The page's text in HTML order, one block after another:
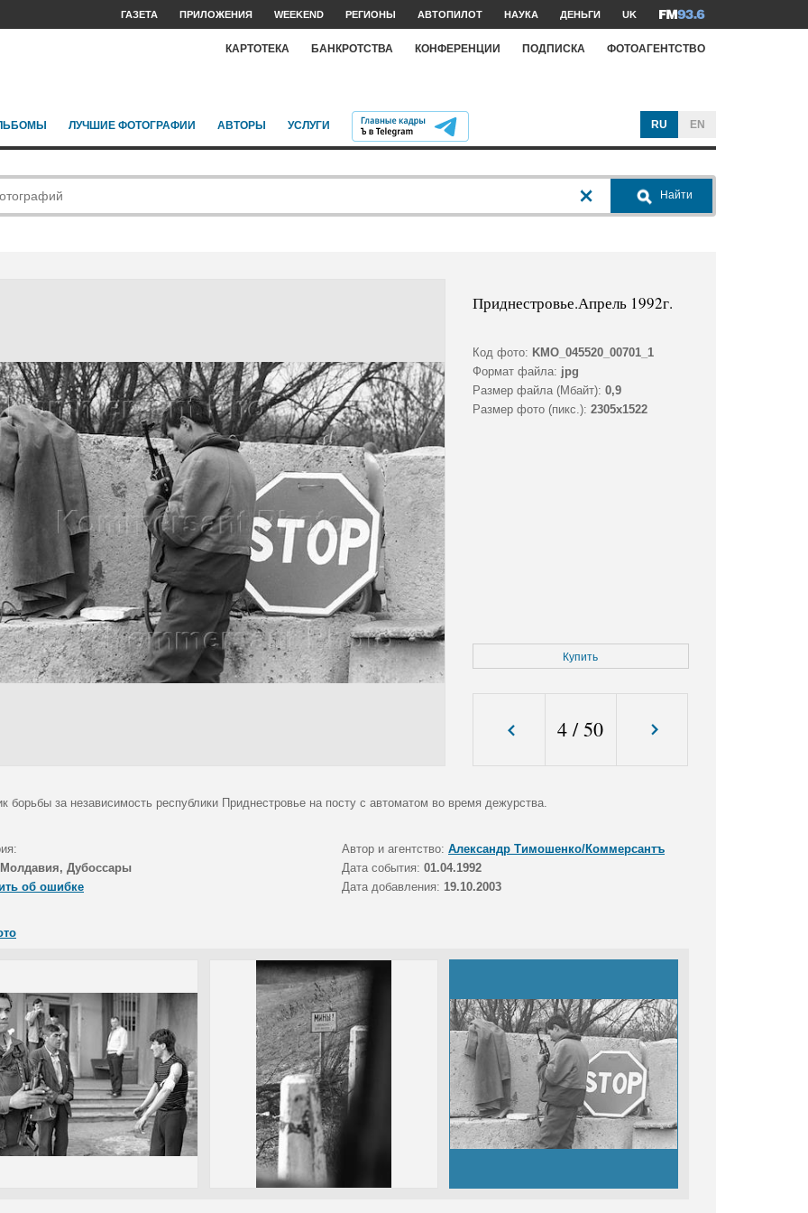
ГАЗЕТА ПРИЛОЖЕНИЯ WEEKEND РЕГИОНЫ АВТОПИЛОТ НАУКА ДЕНЬГИ UK
КАРТОТЕКА БАНКРОТСТВА КОНФЕРЕНЦИИ ПОДПИСКА ФОТОАГЕНТСТВО
ЛУЧШИЕ ФОТОГРАФИИ АВТОРЫ УСЛУГИ RU EN
Найти
Приднестровье.Апрель 1992г.
Код фото: KMO_045520_00701_1
Формат файла: jpg
Размер файла (Мбайт): 0,9
Размер фото (пикс.): 2305x1522
Купить
4 /50
борьбы за независимость республики Приднестровье на посту с автоматом во время дежурства.
Автор и агентство: Александр Тимошенко/Коммерсантъ
Молдавия, Дубоссары Дата события: 01.04.1992
об ошибке
Дата добавления: 19.10.2003